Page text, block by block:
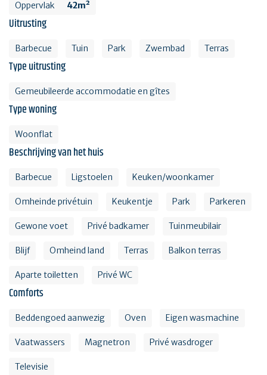
Oppervlak 42m²
Uitrusting
Barbecue Tuin Park Zwembad Terras
Type uitrusting
Gemeubileerde accommodatie en gîtes
Type woning
Woonflat
Beschrijving van het huis
Barbecue Ligstoelen Keuken/woonkamer
Omheinde privétuin Keukentje Park Parkeren
Gewone voet Privé badkamer Tuinmeubilair
Blijf Omheind land Terras Balkon terras
Aparte toiletten Privé WC
Comforts
Beddengoed aanwezig Oven Eigen wasmachine
Vaatwassers Magnetron Privé wasdroger
Televisie